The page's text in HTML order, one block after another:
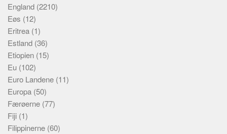
England (2210)
Eøs (12)
Eritrea (1)
Estland (36)
Etiopien (15)
Eu (102)
Euro Landene (11)
Europa (50)
Færøerne (77)
Fiji (1)
Filippinerne (60)